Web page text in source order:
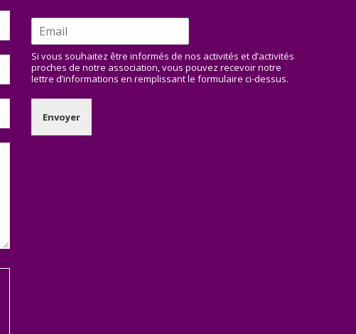
Si vous souhaitez être informés de nos activités et d’activités
proches de notre association, vous pouvez recevoir notre
lettre d’informations en remplissant le formulaire ci-dessus.
Envoyer